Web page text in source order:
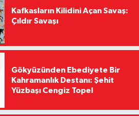
Kafkasların Kilidini Açan Savaş:
Çıldır Savaşı
Gökyüzünden Ebediyete Bir
Kahramanlık Destanı: Şehit
Yüzbaşı Cengiz Topel